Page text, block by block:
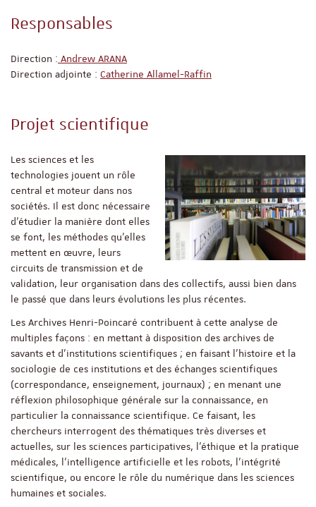
Responsables
Direction : Andrew ARANA
Direction adjointe : Catherine Allamel-Raffin
Projet scientifique
Les sciences et les
technologies jouent un rôle
central et moteur dans nos
sociétés. Il est donc nécessaire
d’étudier la manière dont elles
se font, les méthodes qu’elles
mettent en œuvre, leurs
circuits de transmission et de
validation, leur organisation dans des collectifs, aussi bien dans
le passé que dans leurs évolutions les plus récentes.
Les Archives Henri-Poincaré contribuent à cette analyse de
multiples façons : en mettant à disposition des archives de
savants et d’institutions scientifiques ; en faisant l’histoire et la
sociologie de ces institutions et des échanges scientifiques
(correspondance, enseignement, journaux) ; en menant une
réflexion philosophique générale sur la connaissance, en
particulier la connaissance scientifique. Ce faisant, les
chercheurs interrogent des thématiques très diverses et
actuelles, sur les sciences participatives, l’éthique et la pratique
médicales, l’intelligence artificielle et les robots, l’intégrité
scientifique, ou encore le rôle du numérique dans les sciences
humaines et sociales.